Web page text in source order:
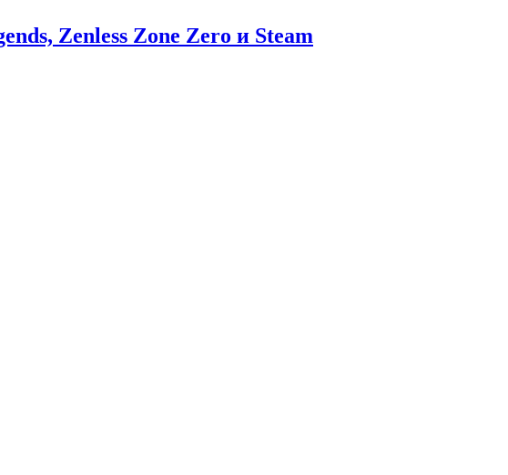
Zenless Zone Zero и Steam